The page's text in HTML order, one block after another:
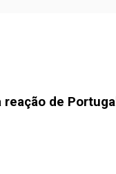
de Portugal